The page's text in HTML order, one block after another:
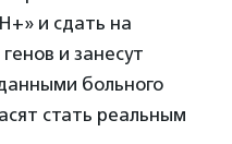
и сдать на
и занесут
больного
стать реальным